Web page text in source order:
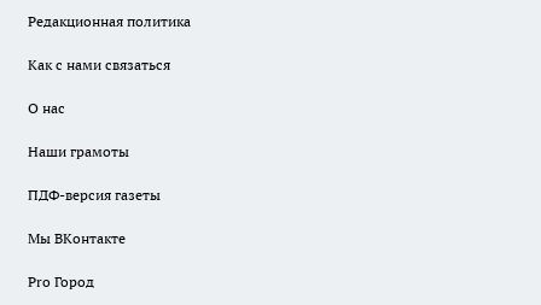
Редакционная политика
Как с нами связаться
О нас
Наши грамоты
ПДФ-версия газеты
Мы ВКонтакте
Pro Город